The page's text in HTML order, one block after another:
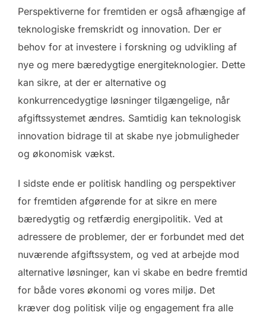
Perspektiverne for fremtiden er også afhængige af
teknologiske fremskridt og innovation. Der er
behov for at investere i forskning og udvikling af
nye og mere bæredygtige energiteknologier. Dette
kan sikre, at der er alternative og
konkurrencedygtige løsninger tilgængelige, når
afgiftssystemet ændres. Samtidig kan teknologisk
innovation bidrage til at skabe nye jobmuligheder
og økonomisk vækst.
I sidste ende er politisk handling og perspektiver
for fremtiden afgørende for at sikre en mere
bæredygtig og retfærdig energipolitik. Ved at
adressere de problemer, der er forbundet med det
nuværende afgiftssystem, og ved at arbejde mod
alternative løsninger, kan vi skabe en bedre fremtid
for både vores økonomi og vores miljø. Det
kræver dog politisk vilje og engagement fra alle